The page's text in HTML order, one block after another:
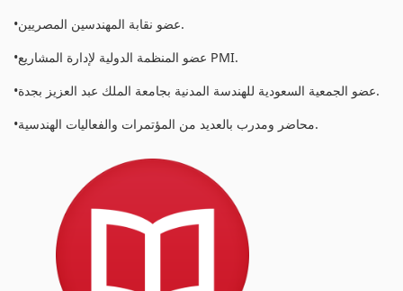
•عضو نقابة المهندسين المصريين.
•عضو المنظمة الدولية لإدارة المشاريع PMI.
•عضو الجمعية السعودية للهندسة المدنية بجامعة الملك عبد العزيز بجدة.
•محاضر ومدرب بالعديد من المؤتمرات والفعاليات الهندسية.